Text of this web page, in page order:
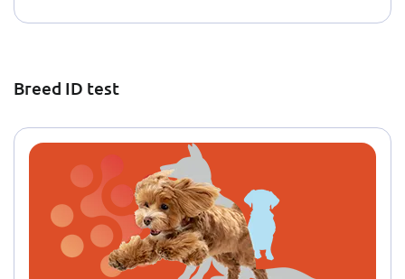
Breed ID test